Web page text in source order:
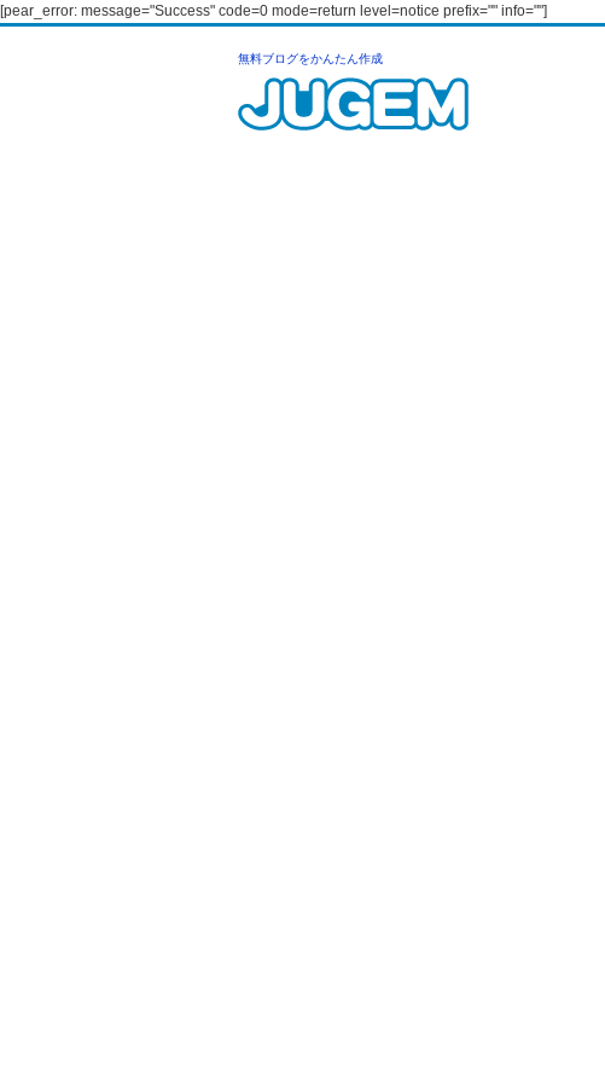
[pear_error: message="Success" code=0 mode=return level=notice prefix="" info=""]
無料ブログをかんたん作成